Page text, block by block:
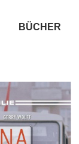
BÜCHER